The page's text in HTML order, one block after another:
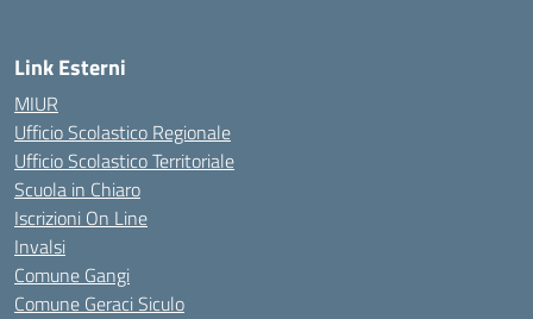
Link Esterni
MIUR
Ufficio Scolastico Regionale
Ufficio Scolastico Territoriale
Scuola in Chiaro
Iscrizioni On Line
Invalsi
Comune Gangi
Comune Geraci Siculo